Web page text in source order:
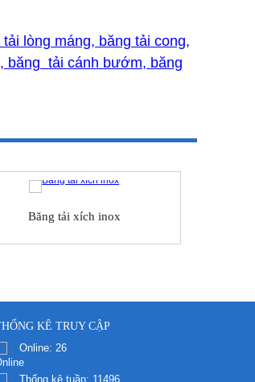
lòng máng, băng tải cong,
băng tải cánh bướm, băng
Băng tải xích inox
KÊ TRUY CẬP
Online: 26
Thống kê tuần: 11496